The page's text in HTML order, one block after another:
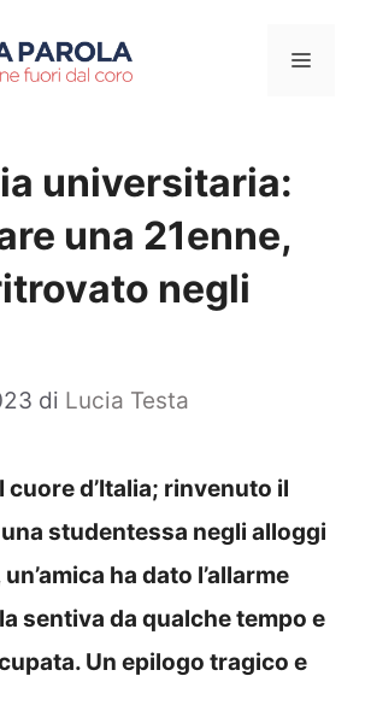
Menu
universitaria:
una 21enne,
negli
di Lucia Testa
cuore d’Italia; rinvenuto il
studentessa negli alloggi
ha dato l’allarme
sentiva da qualche tempo e
Un epilogo tragico e